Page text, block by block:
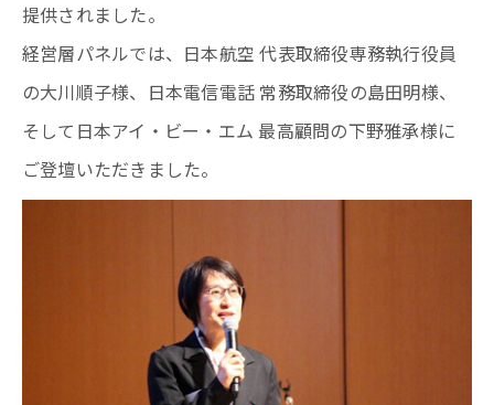
提供されました。
経営層パネルでは、日本航空 代表取締役専務執行役員
の大川順子様、日本電信電話 常務取締役の島田明様、
そして日本アイ・ビー・エム 最高顧問の下野雅承様に
ご登壇いただきました。